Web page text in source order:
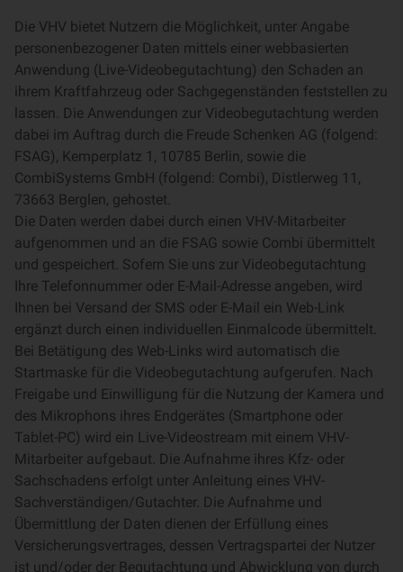
Die VHV bietet Nutzern die Möglichkeit, unter Angabe
personenbezogener Daten mittels einer webbasierten
Anwendung (Live-Videobegutachtung) den Schaden an
ihrem Kraftfahrzeug oder Sachgegenständen feststellen zu
lassen. Die Anwendungen zur Videobegutachtung werden
dabei im Auftrag durch die Freude Schenken AG (folgend:
FSAG), Kemperplatz 1, 10785 Berlin, sowie die
CombiSystems GmbH (folgend: Combi), Distlerweg 11,
73663 Berglen, gehostet.
Die Daten werden dabei durch einen VHV-Mitarbeiter
aufgenommen und an die FSAG sowie Combi übermittelt
und gespeichert. Sofern Sie uns zur Videobegutachtung
Ihre Telefonnummer oder E-Mail-Adresse angeben, wird
Ihnen bei Versand der SMS oder E-Mail ein Web-Link
ergänzt durch einen individuellen Einmalcode übermittelt.
Bei Betätigung des Web-Links wird automatisch die
Startmaske für die Videobegutachtung aufgerufen. Nach
Freigabe und Einwilligung für die Nutzung der Kamera und
des Mikrophons ihres Endgerätes (Smartphone oder
Tablet-PC) wird ein Live-Videostream mit einem VHV-
Mitarbeiter aufgebaut. Die Aufnahme ihres Kfz- oder
Sachschadens erfolgt unter Anleitung eines VHV-
Sachverständigen/Gutachter. Die Aufnahme und
Übermittlung der Daten dienen der Erfüllung eines
Versicherungsvertrages, dessen Vertragspartei der Nutzer
ist und/oder der Begutachtung und Abwicklung von durch